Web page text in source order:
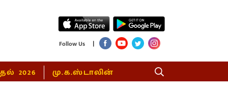
Follow Us |
2026 மு.க.ஸ்டாலின்